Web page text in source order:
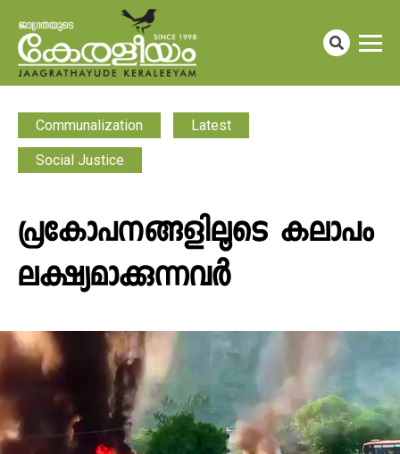
Communalization Latest
Social Justice
പ്രകോപനങ്ങളിലൂടെ കലാപം
ലക്ഷ്യമാക്കുന്നവർ